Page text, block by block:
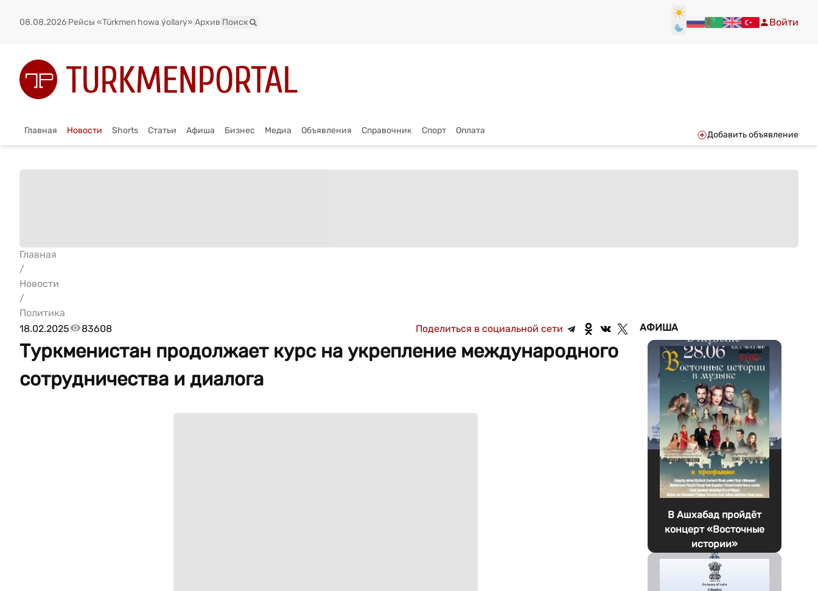
08.08.2026 Рейсы «Türkmen howa ýollary» Архив Поиск Войти
Главная Новости Shorts Статьи Афиша Бизнес Медиа Объявления Справочник Спорт Оплата Добавить объявление
Главная
/
Новости
/
Политика
18.02.2025
83608 Поделиться в социальной сети
Туркменистан продолжает курс на укрепление международного
сотрудничества и диалога
АФИША
В Ашхабад пройдёт
концерт «Восточные
истории»